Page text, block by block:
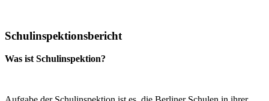
Schulinspektionsbericht
Was ist Schulinspektion?